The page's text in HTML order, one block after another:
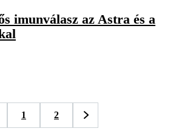
imunválasz az Astra és a
1 2